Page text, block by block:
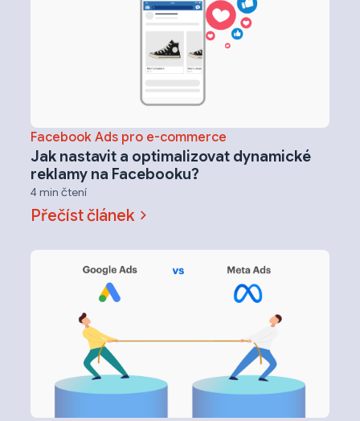
Facebook Ads pro e-commerce
Jak nastavit a optimalizovat dynamické
reklamy na Facebooku?
4 min čtení
Přečíst článek